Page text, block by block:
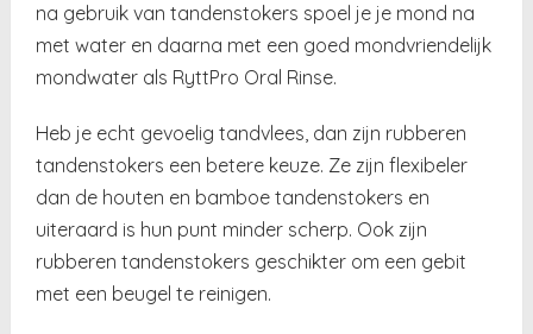
na gebruik van tandenstokers spoel je je mond na
met water en daarna met een goed mondvriendelijk
mondwater als RyttPro Oral Rinse.
Heb je echt gevoelig tandvlees, dan zijn rubberen
tandenstokers een betere keuze. Ze zijn flexibeler
dan de houten en bamboe tandenstokers en
uiteraard is hun punt minder scherp. Ook zijn
rubberen tandenstokers geschikter om een gebit
met een beugel te reinigen.